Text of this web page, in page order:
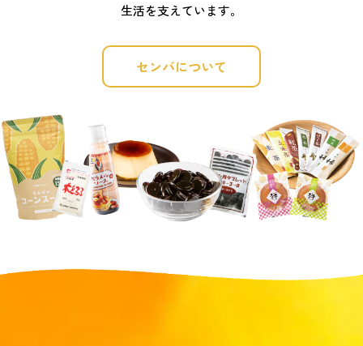
生活を支えています。
センバについて